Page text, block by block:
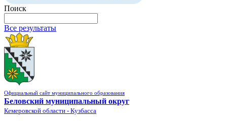
Поиск
Все результаты
Официальный сайт муниципального образования
Беловский муниципальный округ
Кемеровской области - Кузбасса